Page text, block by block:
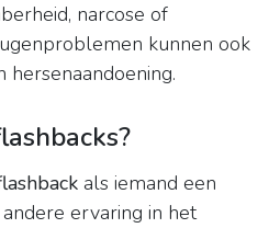
narcose of
kunnen ook
hersenaandoening.
als iemand een
ervaring in het